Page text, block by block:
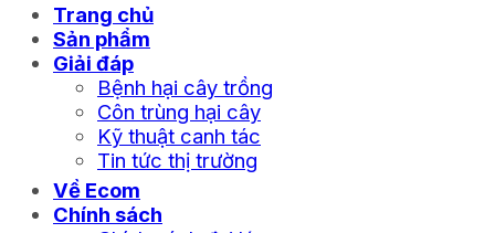
Trang chủ
Sản phẩm
Giải đáp
Bệnh hại cây trồng
Côn trùng hại cây
Kỹ thuật canh tác
Tin tức thị trường
Về Ecom
Chính sách